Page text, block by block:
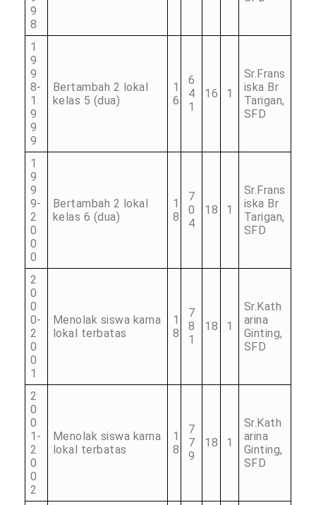
9
8
1
9
9
8-
1
9
9
9
Bertambah 2 lokal
kelas 5 (dua)
1
6
6
4
1
16 1
Sr.Frans
iska Br
Tarigan,
SFD
1
9
9
9-
2
0
0
0
Bertambah 2 lokal
kelas 6 (dua)
1
8
7
0
4
18 1
Sr.Frans
iska Br
Tarigan,
SFD
2
0
0
0-
2
0
0
1
Menolak siswa karna
lokal terbatas
1
8
7
8
1
18 1
Sr.Kath
arina
Ginting,
SFD
2
0
0
1-
2
0
0
2
Menolak siswa karna
lokal terbatas
1
8
7
7
9
18 1
Sr.Kath
arina
Ginting,
SFD